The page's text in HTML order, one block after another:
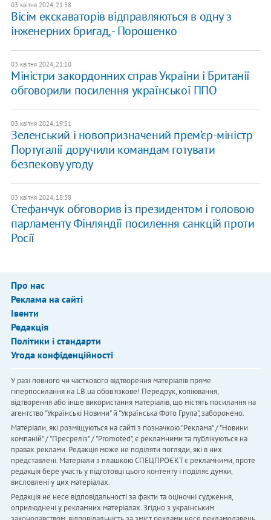
03 квітня 2024, 21:38
Вісім екскаваторів відправляються в одну з
інженерних бригад, - Порошенко
03 квітня 2024, 21:10
Міністри закордонних справ України і Британії
обговорили посилення української ППО
03 квітня 2024, 19:51
Зеленський і новопризначений прем’єр-міністр
Португалії доручили командам готувати
безпекову угоду
03 квітня 2024, 18:38
​Стефанчук обговорив із президентом і головою
парламенту Фінляндії посилення санкцій проти
Росії
Про нас
Реклама на сайті
Івенти
Редакція
Політики і стандарти
Угода конфіденційності
У разі повного чи часткового відтворення матеріалів пряме
гіперпосилання на LB.ua обов'язкове! Передрук, копіювання,
відтворення або інше використання матеріалів, що містять посилання на
агентство "Українськi Новини" й "Українська Фото Група", заборонено.
Матеріали, які розміщуються на сайті з позначкою "Реклама" / "Новини
компаній" / "Пресреліз" / "Promoted", є рекламними та публікуються на
правах реклами. Редакція може не поділяти погляди, які в них
представлені. Матеріали з плашкою СПЕЦПРОЄКТ є рекламними, проте
редакція бере участь у підготовці цього контенту і поділяє думки,
висловлені у цих матеріалах.
Редакція не несе відповідальності за факти та оціночні судження,
оприлюднені у рекламних матеріалах. Згідно з українським